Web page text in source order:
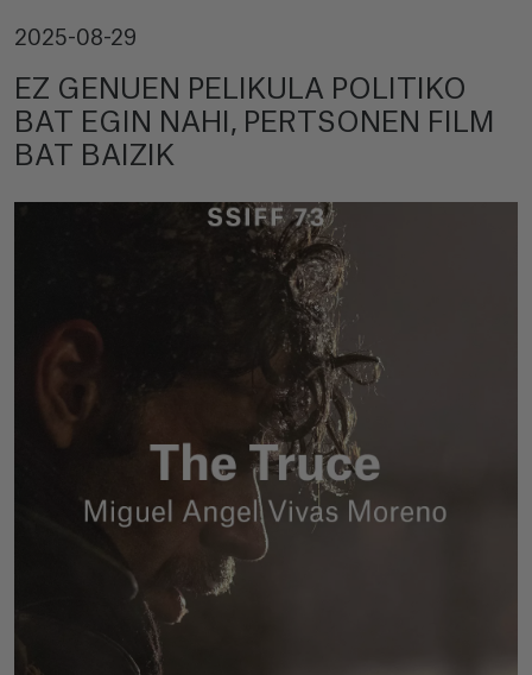
2025-08-29
EZ GENUEN PELIKULA POLITIKO
BAT EGIN NAHI, PERTSONEN FILM
BAT BAIZIK